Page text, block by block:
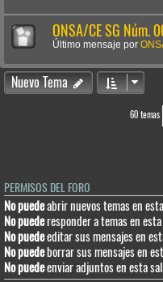
ONSA/CE SG Núm.
Último mensaje por
Nuevo Tema
60 temas
PERMISOS DEL FORO
No puedeabrir nuevos temas en
No puederesponder a temas en
No puedeeditar sus mensajes en
No puedeborrar sus mensajes en
No puedeenviar adjuntos en esta